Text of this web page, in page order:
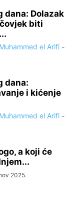
dana: Dolazak
biti
Muhammed el Arifi -
dana:
i kićenje
Muhammed el Arifi -
a koji će
2025.